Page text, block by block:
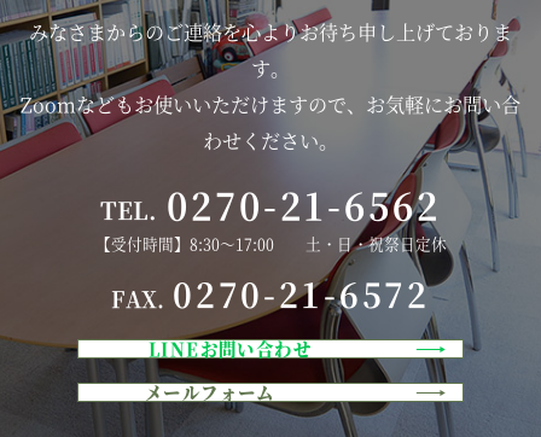
みなさまからのご連絡を心よりお待ち申し上げておりま
す。
Zoomなどもお使いいただけますので、お気軽にお問い合
わせください。
TEL. 0270-21-6562
【受付時間】8:30～17:00 土・日・祝祭日定休
FAX. 0270-21-6572
LINEお問い合わせ
メールフォーム